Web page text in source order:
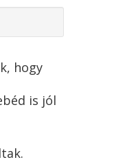
hogy
is jól